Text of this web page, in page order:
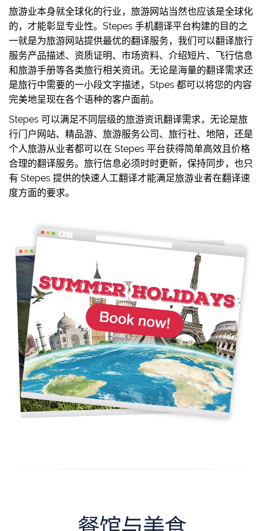
旅游业本身就全球化的行业，旅游网站当然也应该是全球化
的，才能彰显专业性。Stepes 手机翻译平台构建的目的之
一就是为旅游网站提供最优的翻译服务，我们可以翻译旅行
服务产品描述、资质证明、市场资料、介绍短片、飞行信息
和旅游手册等各类旅行相关资讯。无论是海量的翻译需求还
是旅行中需要的一小段文字描述，Stpes 都可以将您的内容
完美地呈现在各个语种的客户面前。
Stepes 可以满足不同层级的旅游资讯翻译需求，无论是旅
行门户网站、精品游、旅游服务公司、旅行社、地陪，还是
个人旅游从业者都可以在 Stepes 平台获得简单高效且价格
合理的翻译服务。旅行信息必须时时更新，保持同步，也只
有 Stepes 提供的快速人工翻译才能满足旅游业者在翻译速
度方面的要求。